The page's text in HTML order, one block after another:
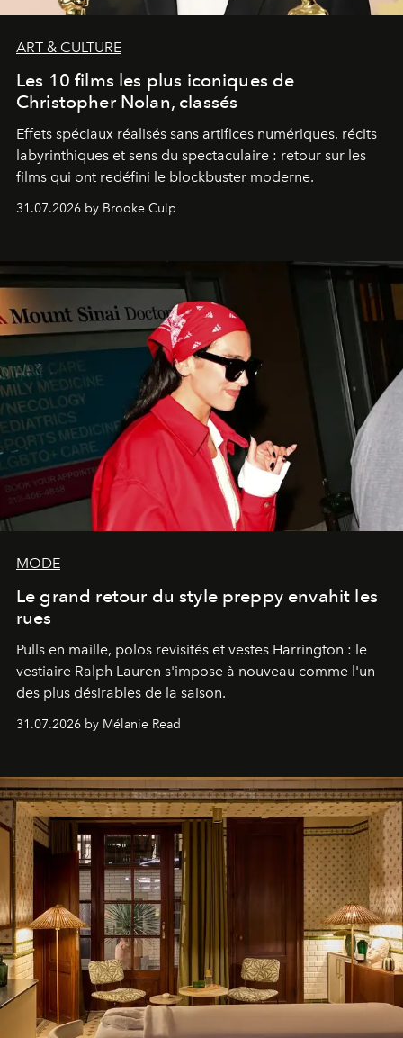
ART & CULTURE
Les 10 films les plus iconiques de
Christopher Nolan, classés
Effets spéciaux réalisés sans artifices numériques, récits
labyrinthiques et sens du spectaculaire : retour sur les
films qui ont redéfini le blockbuster moderne.
31.07.2026 by Brooke Culp
MODE
Le grand retour du style preppy envahit les
rues
Pulls en maille, polos revisités et vestes Harrington : le
vestiaire Ralph Lauren s'impose à nouveau comme l'un
des plus désirables de la saison.
31.07.2026 by Mélanie Read